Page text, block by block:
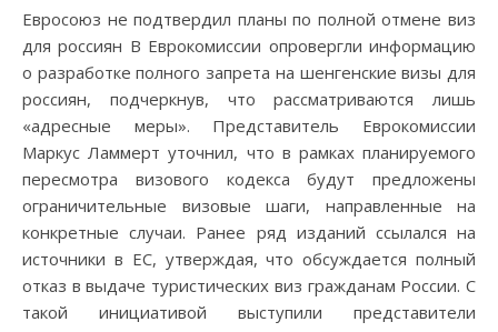
Евросоюз не подтвердил планы по полной отмене виз
для россиян В Еврокомиссии опровергли информацию
о разработке полного запрета на шенгенские визы для
россиян, подчеркнув, что рассматриваются лишь
«адресные меры». Представитель Еврокомиссии
Маркус Ламмерт уточнил, что в рамках планируемого
пересмотра визового кодекса будут предложены
ограничительные визовые шаги, направленные на
конкретные случаи. Ранее ряд изданий ссылался на
источники в ЕС, утверждая, что обсуждается полный
отказ в выдаче туристических виз гражданам России. С
такой инициативой выступили представители